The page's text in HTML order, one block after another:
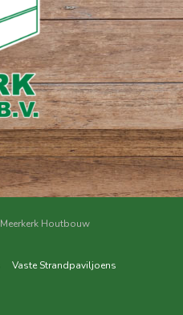
Meerkerk Houtbouw
Vaste Strandpaviljoens